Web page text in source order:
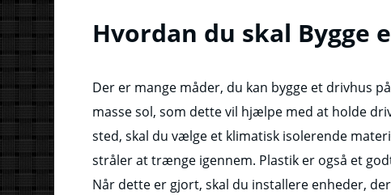
Hvordan du skal Bygge
Der er mange måder, du kan bygge et drivhus
masse sol, som dette vil hjælpe med at holde
sted, skal du vælge et klimatisk isolerende
stråler at trænge igennem. Plastik er også et
Når dette er gjort, skal du installere enheder,